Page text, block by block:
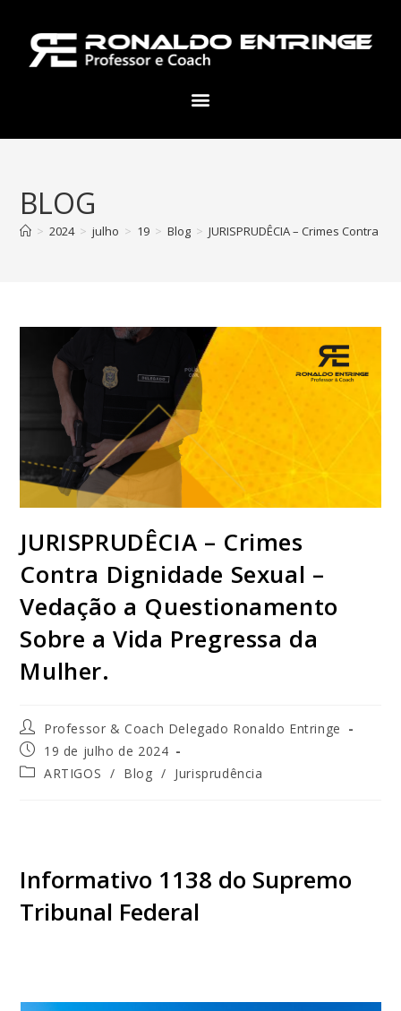
BLOG
> 2024 > julho > 19 > Blog > JURISPRUDÊCIA – Crimes Contra
JURISPRUDÊCIA – Crimes
Contra Dignidade Sexual –
Vedação a Questionamento
Sobre a Vida Pregressa da
Mulher.
Professor & Coach Delegado Ronaldo Entringe
19 de julho de 2024
ARTIGOS / Blog / Jurisprudência
Informativo 1138 do Supremo
Tribunal Federal